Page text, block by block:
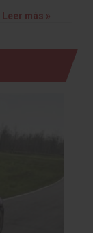
Leer más »